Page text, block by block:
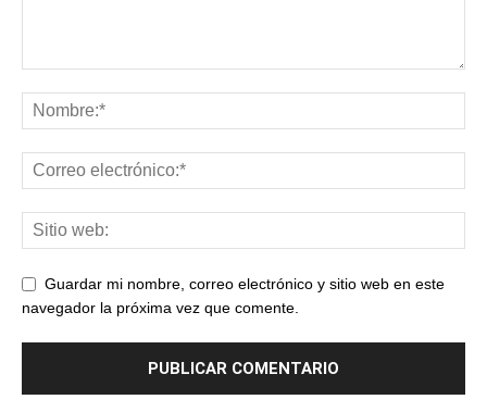
Guardar mi nombre, correo electrónico y sitio web en este
navegador la próxima vez que comente.